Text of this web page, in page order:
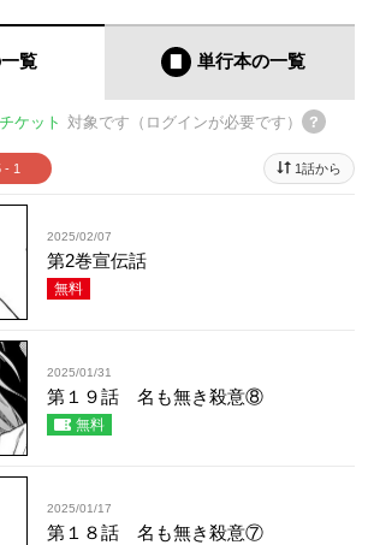
覧 単行本の一覧
ケット 対象です（ログインが必要です）
- 1 1話から
2025/02/07
第2巻宣伝話
無料
2025/01/31
第１９話 名も無き殺意⑧
無料
2025/01/17
第１８話 名も無き殺意⑦